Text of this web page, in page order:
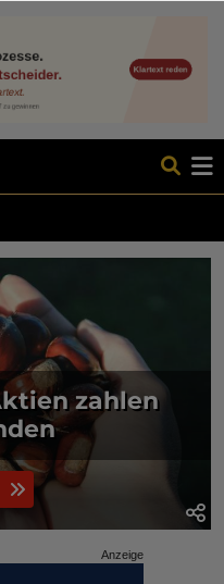
zahlen
Anzeige